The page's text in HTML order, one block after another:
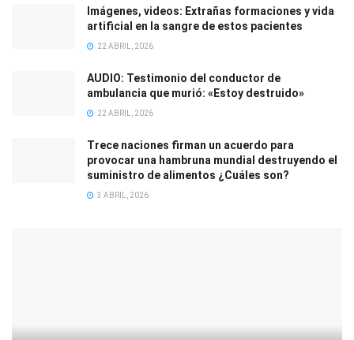
Imágenes, videos: Extrañas formaciones y vida
artificial en la sangre de estos pacientes
22 ABRIL, 2026
AUDIO: Testimonio del conductor de
ambulancia que murió: «Estoy destruido»
22 ABRIL, 2026
Trece naciones firman un acuerdo para
provocar una hambruna mundial destruyendo el
suministro de alimentos ¿Cuáles son?
3 ABRIL, 2026